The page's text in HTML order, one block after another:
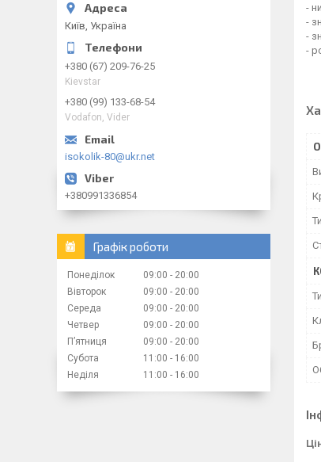
-
-
-
-
Київ, Україна
+380 (67) 209-76-25
Kievstar
+380 (99) 133-68-54
Vodafon, Vider
isokolik-80@ukr.net
+380991336854
Графік роботи
Понеділок 09:00
20:00
Вівторок
09:00
20:00
Середа
09:00
20:00
Четвер
09:00
20:00
Пʼятниця
09:00
20:00
Субота
11:00
16:00
Неділя
11:00 16:00